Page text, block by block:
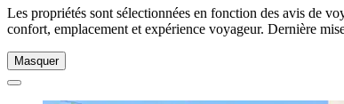
Les propriétés sont sélectionnées en fonction des avis de
confort, emplacement et expérience voyageur. Dernière
Masquer